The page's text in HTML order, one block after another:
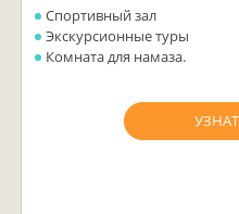
Спортивный зал
Экскурсионные туры
Комната для намаза.